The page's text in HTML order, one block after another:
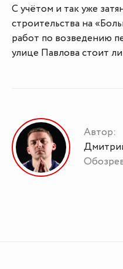
С учётом и так уже
строительства на
работ по возведению
улице Павлова стоит
Автор: